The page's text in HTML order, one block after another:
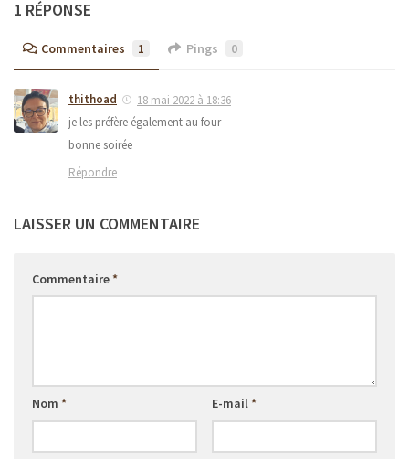
1 RÉPONSE
Commentaires 1 Pings 0
thithoad
18 mai 2022 à 18:36
je les préfère également au four
bonne soirée
Répondre
LAISSER UN COMMENTAIRE
Commentaire*
Nom * E-mail*